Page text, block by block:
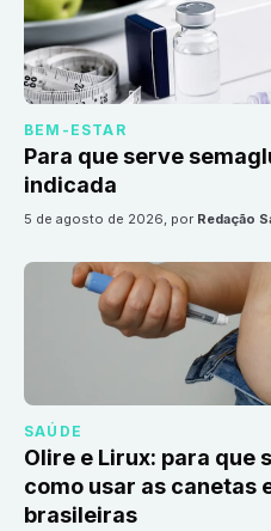
BEM-ESTAR
Para que serve
indicada
5 de agosto de 2026, por Redação
SAÚDE
Olire e Lirux: para que
como usar as canetas
brasileiras